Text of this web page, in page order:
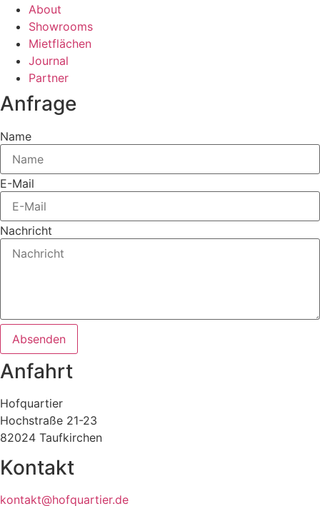
About
Showrooms
Mietflächen
Journal
Partner
Anfrage
Name
E-Mail
Nachricht
Absenden
Anfahrt
Hofquartier
Hochstraße 21-23
82024 Taufkirchen
Kontakt
kontakt@hofquartier.de